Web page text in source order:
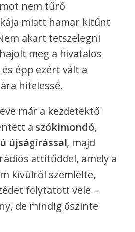
nem tűrő
miatt hamar kitűnt
akart tetszelegni
meg a hivatalos
épp ezért vált a
hitelessé.
már a kezdetektől
a szókimondó,
újságírással, majd
attitűddel, amely a
kívülről szemlélte,
folytatott vele –
de mindig őszinte